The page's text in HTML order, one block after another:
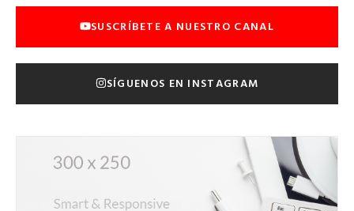
SUSCRÍBETE A NUESTRO CANAL
SÍGUENOS EN INSTAGRAM